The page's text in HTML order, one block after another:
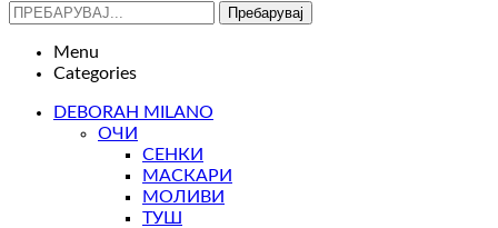
Пребарувај
Menu
Categories
DEBORAH MILANO
ОЧИ
СЕНКИ
МАСКАРИ
МОЛИВИ
ТУШ